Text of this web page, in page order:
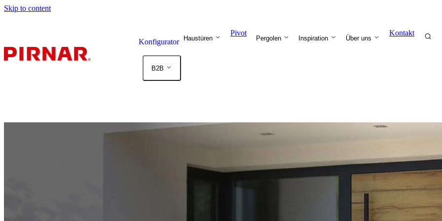
Skip to content
Konfigurator Haustüren
Pivot
Pergolen Inspiration Über uns
Kontakt
B2B